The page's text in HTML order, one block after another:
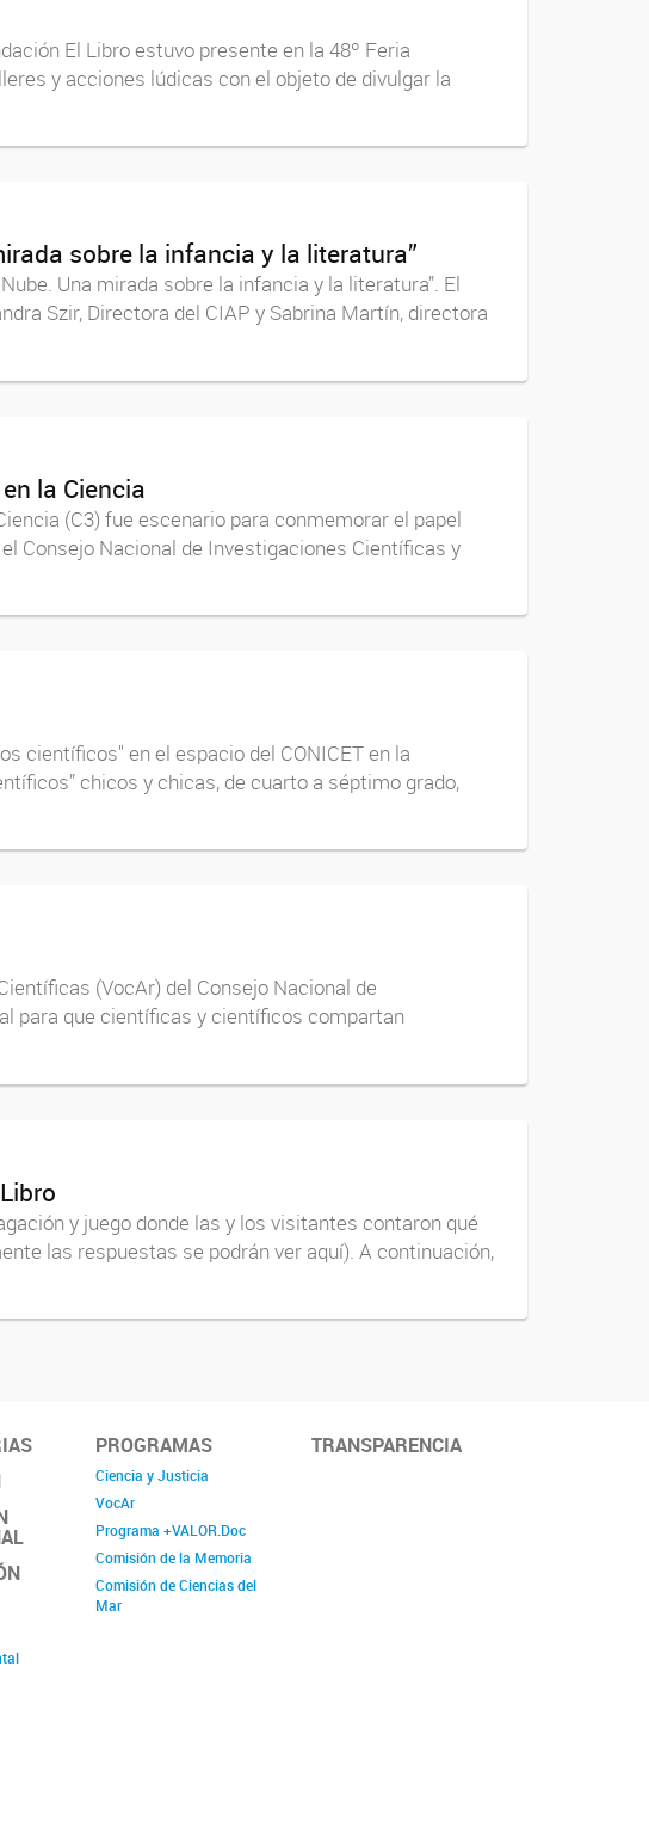
El Libro estuvo presente en la 48º Feria
y acciones lúdicas con el objeto de divulgar la
sobre la infancia y la literatura”
Una mirada sobre la infancia y la literatura”. El
Szir, Directora del CIAP y Sabrina Martín, directora
la Ciencia
(C3) fue escenario para conmemorar el papel
Consejo Nacional de Investigaciones Científicas y
científicos" en el espacio del CONICET en la
chicos y chicas, de cuarto a séptimo grado,
(VocAr) del Consejo Nacional de
para que científicas y científicos compartan
y juego donde las y los visitantes contaron qué
las respuestas se podrán ver aquí). A continuación,
PROGRAMAS
Ciencia y Justicia
VocAr
Programa +VALOR.Doc
Comisión de la Memoria
Comisión de Ciencias del
Mar
TRANSPARENCIA